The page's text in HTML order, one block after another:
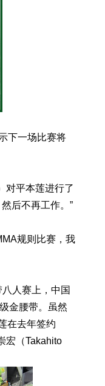
下一场比赛将
平本莲进行了
后不再工作。”
规则比赛，我
人赛上，中国
金腰带。虽然
在去年签约
宏（Takahito